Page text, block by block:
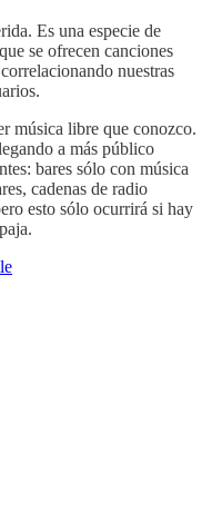
Es una especie de
se ofrecen canciones
nuestras
música libre que conozco.
a más público
bares sólo con música
cadenas de radio
esto sólo ocurrirá si hay